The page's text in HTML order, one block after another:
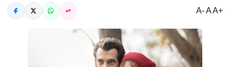
A- A A+